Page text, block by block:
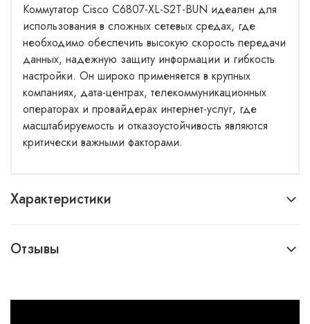
Коммутатор Cisco C6807-XL-S2T-BUN идеален для
использования в сложных сетевых средах, где
необходимо обеспечить высокую скорость передачи
данных, надежную защиту информации и гибкость
настройки. Он широко применяется в крупных
компаниях, дата-центрах, телекоммуникационных
операторах и провайдерах интернет-услуг, где
масштабируемость и отказоустойчивость являются
критически важными факторами.
Характеристики
Отзывы